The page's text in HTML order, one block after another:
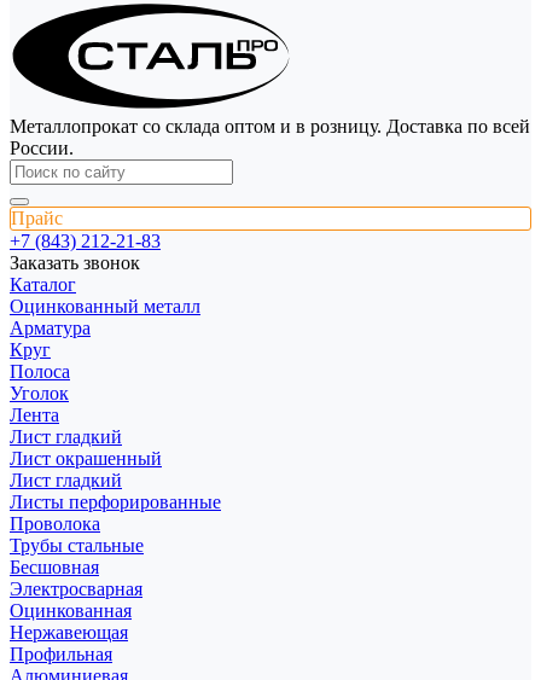
Металлопрокат со склада оптом и в розницу. Доставка по всей
России.
Прайс
+7 (843) 212-21-83
Заказать звонок
Каталог
Оцинкованный металл
Арматура
Круг
Полоса
Уголок
Лента
Лист гладкий
Лист окрашенный
Лист гладкий
Листы перфорированные
Проволока
Трубы стальные
Бесшовная
Электросварная
Оцинкованная
Нержавеющая
Профильная
Алюминиевая